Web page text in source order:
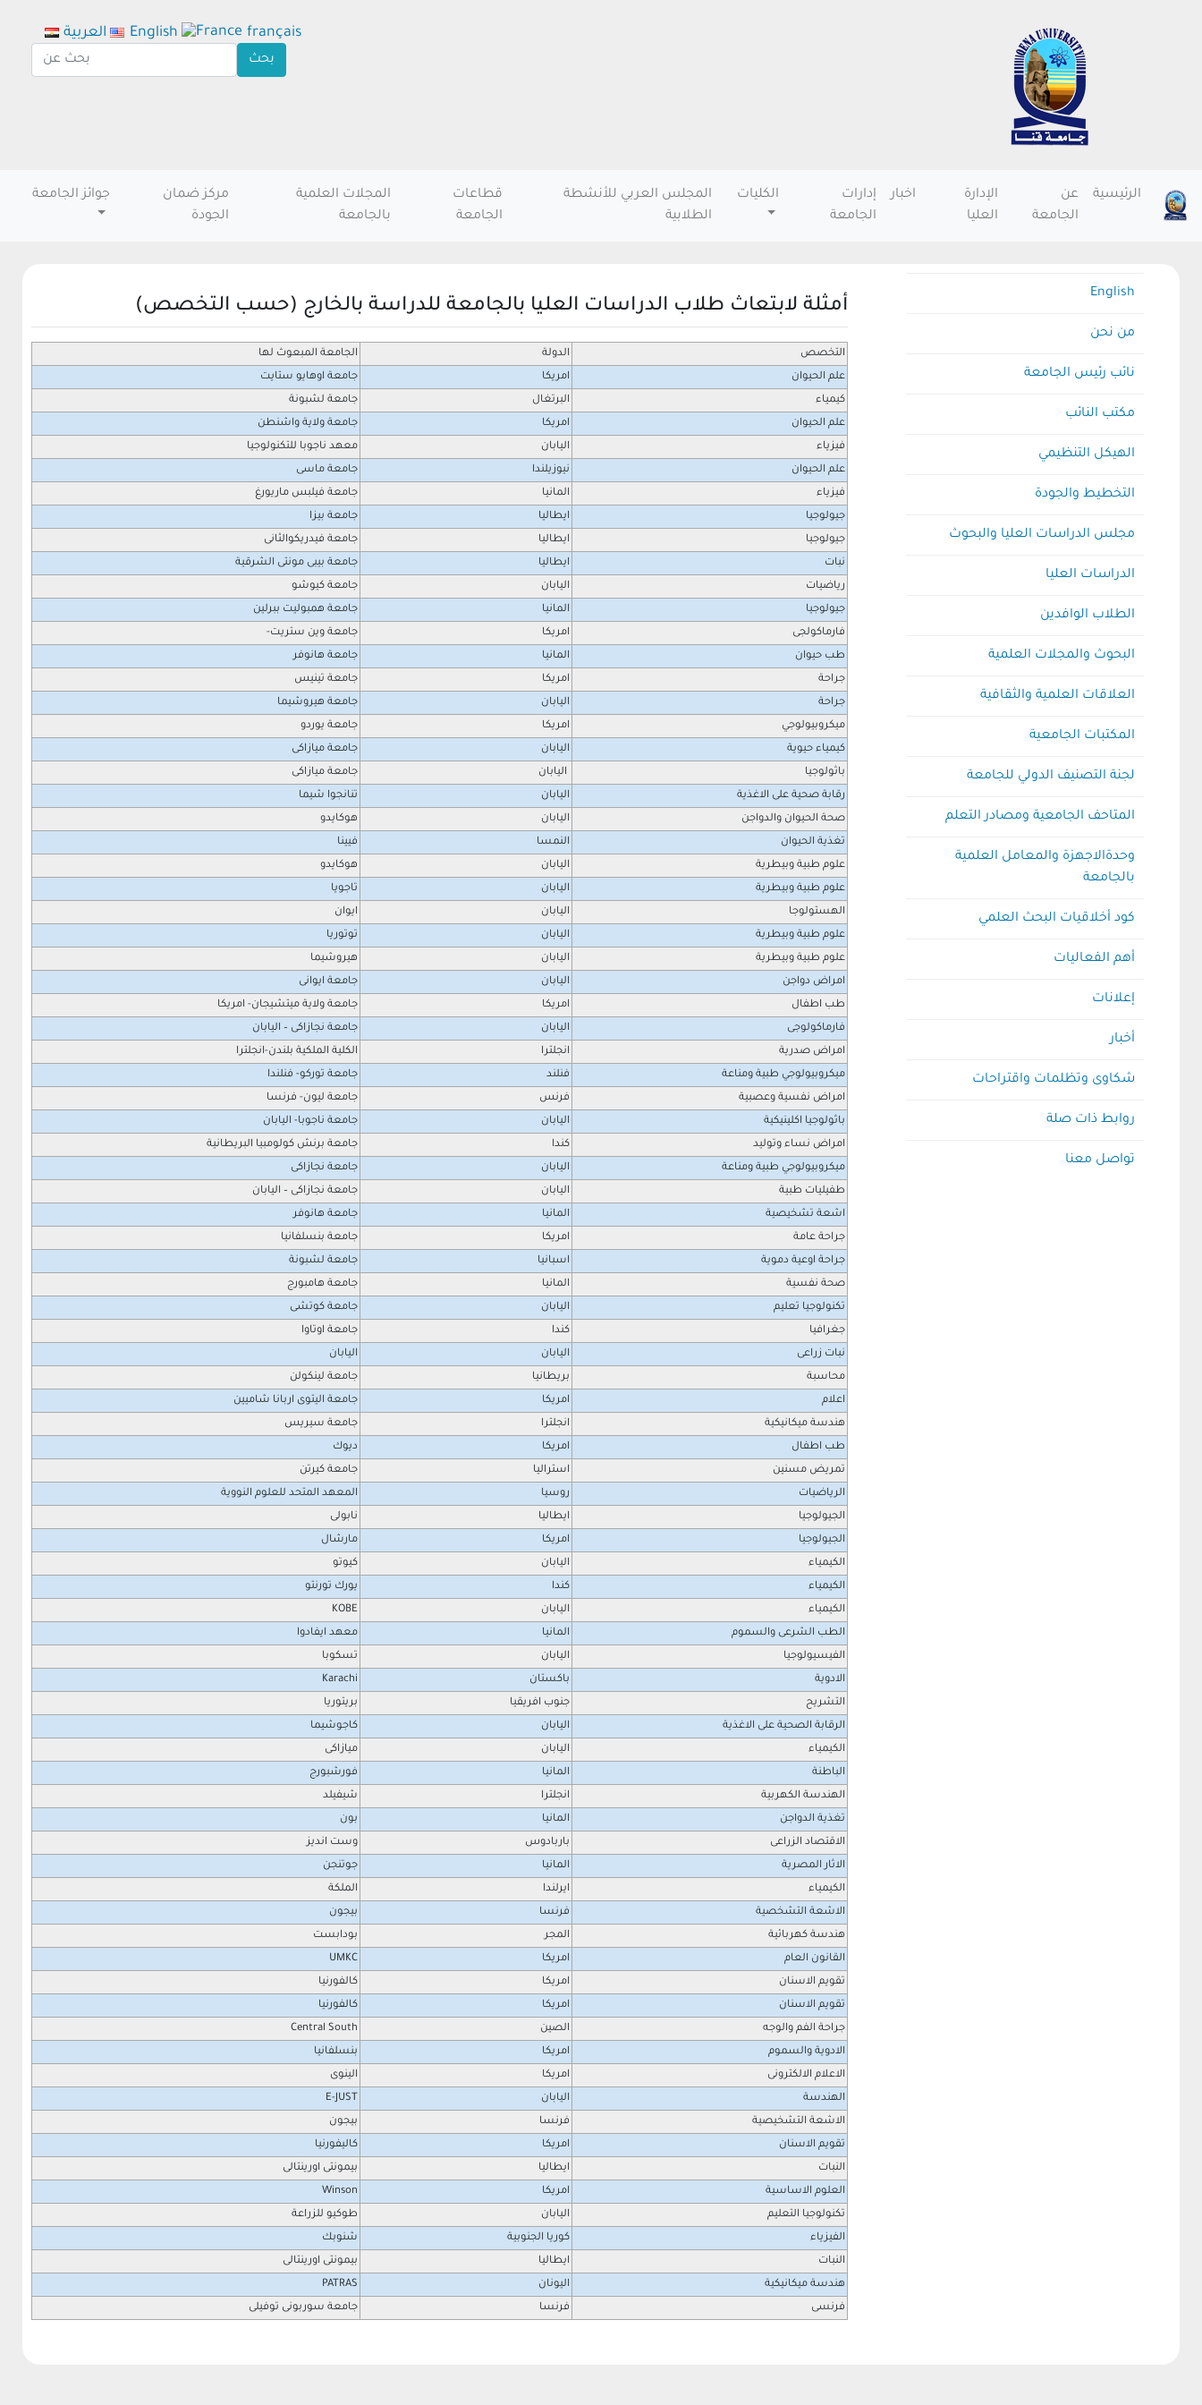
الرئيسية
عن
الجامعة
الإدارة
العليا
اخبار
إدارات
الجامعة
الكليات
المجلس العربي للأنشطة
الطلابية
قطاعات
الجامعة
المجلات العلمية
بالجامعة
مركز ضمان
الجودة
جوائز الجامعة
English
من نحن
نائب رئيس الجامعة
مكتب النائب
الهيكل التنظيمي
التخطيط والجودة
مجلس الدراسات العليا والبحوث
الدراسات العليا
الطلاب الوافدين
البحوث والمجلات العلمية
العلاقات العلمية والثقافية
المكتبات الجامعية
لجنة التصنيف الدولي للجامعة
المتاحف الجامعية ومصادر التعلم
وحدةالاجهزة والمعامل العلمية
بالجامعة
كود أخلاقيات البحث العلمي
أهم الفعاليات
إعلانات
أخبار
شكاوى وتظلمات واقتراحات
روابط ذات صلة
تواصل معنا
أمثلة لابتعاث طلاب الدراسات العليا بالجامعة للدراسة بالخارج (حسب التخصص)
التخصص الدولة
الجامعة المبعوث لها
علم الحيوان
امريكا
جامعة اوهايو ستايت
كيمياء
البرتغال
جامعة لشبونة
علم الحيوان
امريكا
جامعة ولاية واشنطن
فيزياء
اليابان
معهد ناجوبا للتكنولوجيا
علم الحيوان
نيوزيلندا
جامعة ماسى
فيزياء
المانيا
جامعة فيلبس ماريورغ
جيولوجيا
ايطاليا
جامعة بيزا
جيولوجيا
ايطاليا
جامعة فيدريكوالثانى
نبات
ايطاليا
جامعة بيبى مونتى الشرقية
رياضيات
اليابان
جامعة كيوشو
جيولوجيا
المانيا
جامعة همبوليت ببرلين
فارماكولجى
امريكا
جامعة وين ستريت-
طب حيوان
المانيا
جامعة هانوفر
جراحة
امريكا
جامعة تينيس
جراحة
اليابان
جامعة هيروشيما
ميكروبيولوجي
امريكا
جامعة يوردو
كيمياء حيوية
اليابان
جامعة ميازاكى
باثولوجيا
اليابان
جامعة ميازاكى
رقابة صحية على الاغذية
اليابان
تنانجوا شيما
صحة الحيوان والدواجن
اليابان
هوكايدو
تغذية الحيوان
النمسا
فيينا
علوم طبية وبيطرية
اليابان
هوكايدو
علوم طبية وبيطرية
اليابان
تاجويا
الهستولوجا
اليابان
ايوان
علوم طبية وبيطرية
اليابان
توتوريا
علوم طبية وبيطرية
اليابان
هيروشيما
امراض دواجن
اليابان
جامعة ايوانى
طب اطفال
امريكا
جامعة ولاية ميتشيجان- امريكا
فارماكولوجى
اليابان
جامعة نجازاكى – اليابان
امراض صدرية
انجلترا
الكلية الملكية بلندن-انجلترا
ميكروبيولوجي طبية ومناعة
فنلند
جامعة توركو- فنلندا
امراض نفسية وعصبية
فرنس
جامعة ليون- فرنسا
باثولوجيا اكلينيكية
اليابان
جامعة ناجوبا- اليابان
امراض نساء وتوليد
كندا
جامعة برنش كولومبيا البريطانية
ميكروبيولوجي طبية ومناعة
اليابان
جامعة نجازاكى
طفيليات طبية
اليابان
جامعة نجازاكى – اليابان
اشعة تشخيصية
المانيا
جامعة هانوفر
جراحة عامة
امريكا
جامعة بنسلفانيا
جراحة اوعية دموية
اسبانيا
جامعة لشبونة
صحة نفسية
المانيا
جامعة هامبورج
تكنولوجيا تعليم
اليابان
جامعة كوتشى
جغرافيا
كندا
جامعة اوتاوا
نبات زراعى
اليابان
اليابان
محاسبة
بريطانيا
جامعة لينكولن
اعلام
امريكا
جامعة اليتوى اربانا شاميين
هندسة ميكانيكية
انجلترا
جامعة سيريس
طب اطفال
امريكا
ديوك
تمريض مسنين
استراليا
جامعة كيرتن
الرياضيات
روسيا
المعهد المتحد للعلوم النووية
الجيولوجيا
ايطاليا
نابولى
الجيولوجيا
امريكا
مارشال
الكيمياء
اليابان
كيوتو
الكيمياء
كندا
يورك تورنتو
الكيمياء
اليابان
KOBE
الطب الشرعى والسموم
المانيا
معهد ايفادوا
الفيسيولوجيا
اليابان
تسكوبا
الادوية
باكستان
Karachi
التشريح
جنوب افريقيا
بريتوريا
الرقابة الصحية على الاغذية
اليابان
كاجوشيما
الكيمياء
اليابان
ميازاكى
الباطنة
المانيا
فورشبورج
الهندسة الكهربية
انجلترا
شيفيلد
تغذية الدواجن
المانيا
بون
الاقتصاد الزراعى
باربادوس
وست انديز
الاثار المصرية
المانيا
جوتنجن
الكيمياء
ايرلندا
الملكة
الاشعة التشخصية
فرنسا
بيجون
هندسة كهربائية
المجر
بودابست
القانون العام
امريكا
UMKC
تقويم الاسنان
امريكا
كالفورنيا
تقويم الاسنان
امريكا
كالفورنيا
جراحة الفم والوجه
الصين
Central South
الادوية والسموم
امريكا
بنسلفانيا
الاعلام الالكترونى
امريكا
الينوى
الهندسة
اليابان
E-JUST
الاشعة التشخيصية
فرنسا
بيجون
تقويم الاسنان
امريكا
كاليفورنيا
النبات
ايطاليا
بيمونتى اورينتالى
العلوم الاساسية
امريكا
Winson
تكنولوجيا التعليم
اليابان
طوكيو للزراعة
الفيزياء
كوريا الجنوبية
شنوبك
النبات
ايطاليا
بيمونتى اورينتالى
هندسة ميكانيكية
اليونان
PATRAS
فرنسى
فرنسا جامعة سوربونى توفيلى
العربية English français